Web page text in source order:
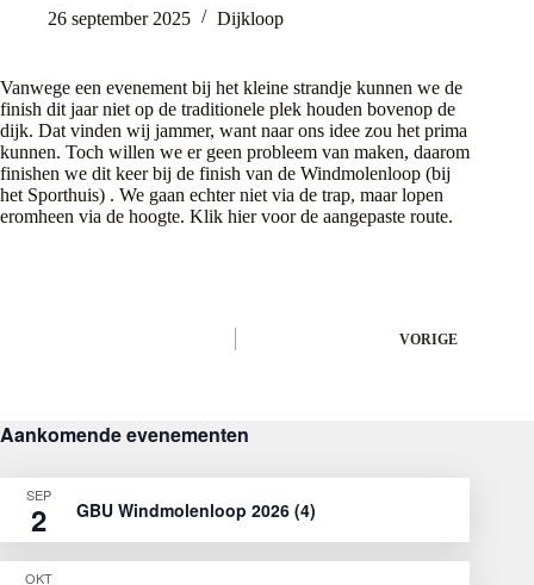
26 september 2025 Dijkloop
Vanwege een evenement bij het kleine strandje kunnen we de
finish dit jaar niet op de traditionele plek houden bovenop de
dijk. Dat vinden wij jammer, want naar ons idee zou het prima
kunnen. Toch willen we er geen probleem van maken, daarom
finishen we dit keer bij de finish van de Windmolenloop (bij
het Sporthuis) . We gaan echter niet via de trap, maar lopen
eromheen via de hoogte. Klik hiervoor de aangepaste route.
VORIGE
Aankomende evenementen
SEP
2 GBU Windmolenloop 2026 (4)
OKT